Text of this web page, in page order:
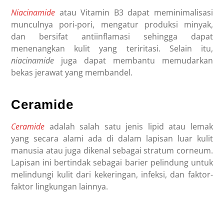
Niacinamide atau Vitamin B3 dapat meminimalisasi
munculnya pori-pori, mengatur produksi minyak,
dan bersifat antiinflamasi sehingga dapat
menenangkan kulit yang teriritasi. Selain itu,
niacinamide juga dapat membantu memudarkan
bekas jerawat yang membandel.
Ceramide
Ceramide adalah salah satu jenis lipid atau lemak
yang secara alami ada di dalam lapisan luar kulit
manusia atau juga dikenal sebagai stratum corneum.
Lapisan ini bertindak sebagai barier pelindung untuk
melindungi kulit dari kekeringan, infeksi, dan faktor-
faktor lingkungan lainnya.